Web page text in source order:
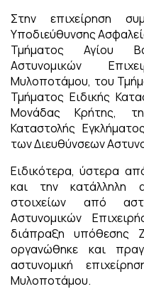
Στην επιχείρηση
Υποδιεύθυνσης
Τμήματος Αγίου
Αστυνομικών
Μυλοποτάμου, του
Τμήματος Ειδικής
Μονάδας Κρήτης,
Καταστολής
των Διευθύνσεων
Ειδικότερα, ύστερα
και την κατάλληλη
στοιχείων από
Αστυνομικών
διάπραξη υπόθεσης
οργανώθηκε και
αστυνομική
Μυλοποτάμου.